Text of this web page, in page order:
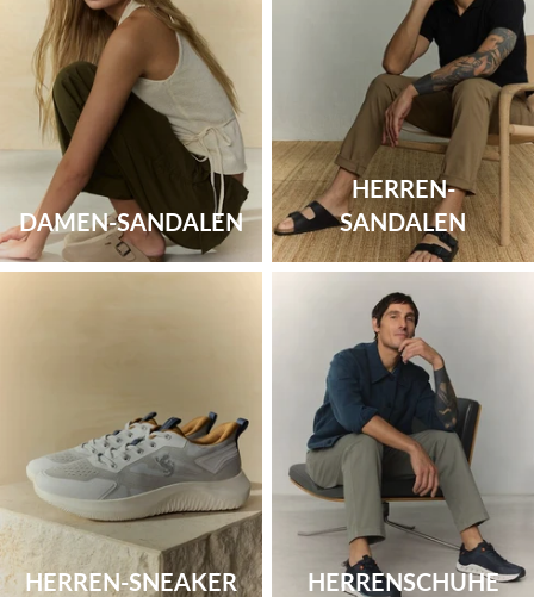
DAMEN-SANDALEN
HERREN-
SANDALEN
HERREN-SNEAKER HERRENSCHUHE